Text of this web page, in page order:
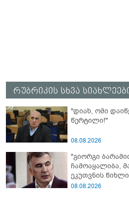
რუბრიკის სხვა
"დიახ, ომი
წერტილი!"
08.08.2026
"გიორგი
ჩამოაყალიბა,
ეკუთვნის
დაფუძნებული
08.08.2026